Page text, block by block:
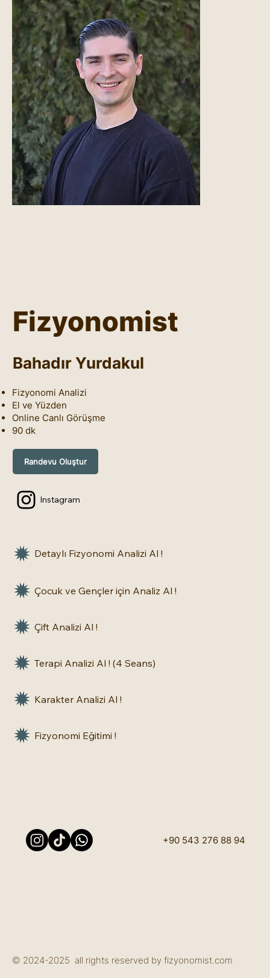
© 2024-2025 all rights reserved by fizyonomist.com
Fizyonomist
Bahadır Yurdakul
Fizyonomi Analizi
El ve Yüzden
Online Canlı Görüşme
90 dk
Randevu Oluştur
Instagram
Detaylı Fizyonomi Analizi Al !
Karakter Analizi Al !
Çocuk ve Gençler için Analiz Al !
Terapi Analizi Al ! (4 Seans)
Çift Analizi Al !
Fizyonomi Eğitimi !
+90 543 276 88 94